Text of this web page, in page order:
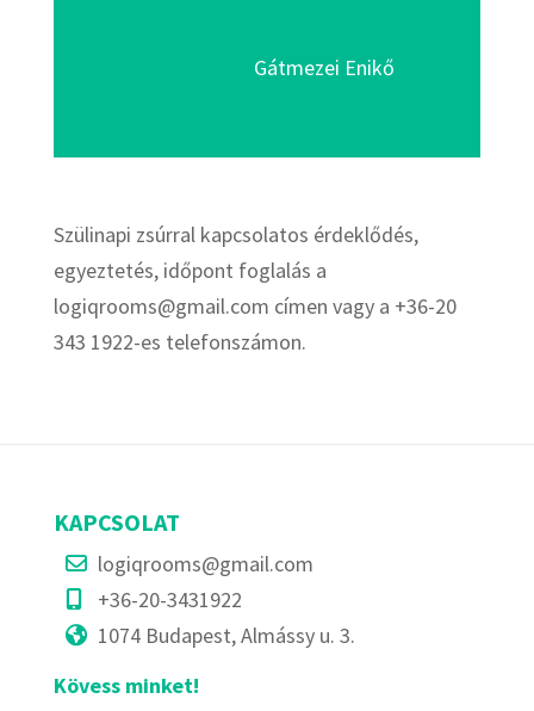
Gátmezei Enikő
Szülinapi zsúrral kapcsolatos érdeklődés,
egyeztetés, időpont foglalás a
logiqrooms@gmail.com címen vagy a +36-20
343 1922-es telefonszámon.
KAPCSOLAT
logiqrooms@gmail.com
+36-20-3431922
1074 Budapest, Almássy u. 3.
Kövess minket!